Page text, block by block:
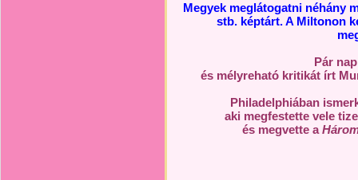
Megyek meglátogatni néhány
stb. képtárt. A Miltonon
Pár
és mélyreható kritikát írt
Philadelphiában
aki megfestette vele
és megvette a